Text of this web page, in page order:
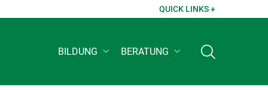
QUICK LINKS +
BILDUNG BERATUNG